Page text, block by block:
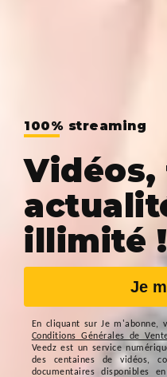
100% streaming
illimité !
Je
En cliquant surJe m'abonne,
Conditions Générales de
Veedz est un service
des centaines de vidéos,
documentaires disponibles